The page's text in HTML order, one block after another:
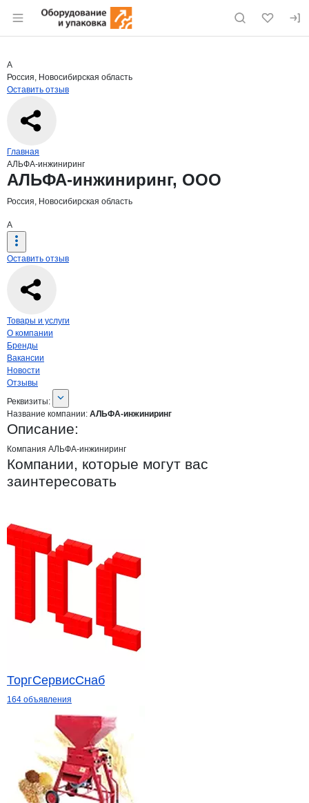
Раздел навигации по сайту eqinfo.ru
Страница компании
Страница компании
Краткая информация о компании
А
Россия, Новосибирская область
Оставить отзыв
Навигация по сайту
Главная
АЛЬФА-инжиниринг
Основная информация о компании
АЛЬФА-инжиниринг, ООО
Россия, Новосибирская область
А
Оставить отзыв
Навигация по странице
Товары и услуги
О компании
Бренды
Вакансии
Новости
Отзывы
О компании
Реквизиты
Реквизиты:
Название компании: АЛЬФА-инжиниринг
Описание:
Компания АЛЬФА-инжиниринг
Компании, которые могут вас
заинтересовать
ТоргСервисСнаб
164 объявления